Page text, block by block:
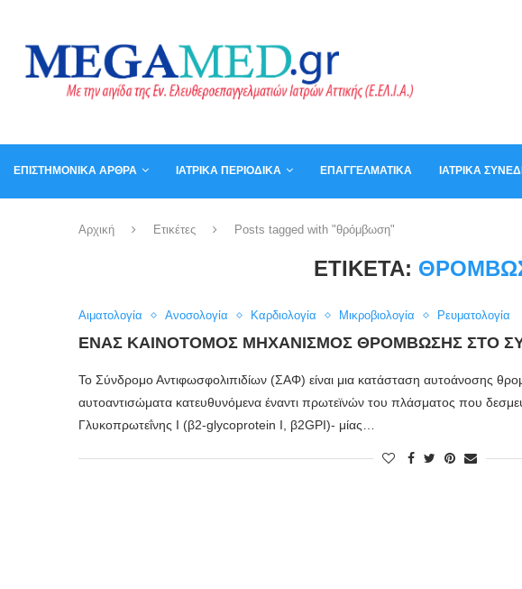
ΕΠΙΣΤΗΜΟΝΙΚΆ ΆΡΘΡΑ ΙΑΤΡΙΚΆ ΠΕΡΙΟΔΙΚΆ ΕΠΑΓΓΕΛΜΑΤΙΚΆ ΙΑΤΡΙΚΆ
ΒΙΒΛΊΑ
Αρχική Ετικέτες Posts tagged with "θρόμβωση"
ΕΤΙΚΈΤΑ:
Αιματολογία Ανοσολογία Καρδιολογία Μικροβιολογία Ρευματολογία
ΈΝΑΣ ΚΑΙΝΟΤΌΜΟΣ ΜΗΧΑΝΙΣΜΌΣ ΘΡΌΜΒΩΣΗΣ ΣΤΟ
Το Σύνδρομο Αντιφωσφολιπιδίων (ΣΑΦ) είναι μια κατάσταση αυτοάνοσης
αυτοαντισώματα κατευθυνόμενα έναντι πρωτεϊνών του πλάσματος που
Γλυκοπρωτεΐνης Ι (β2-glycoprotein I, β2GPI)- μίας…